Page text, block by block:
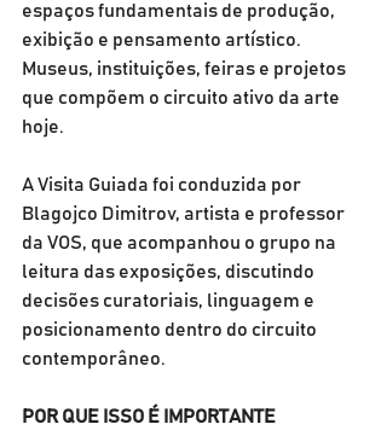
espaços fundamentais de produção,
exibição e pensamento artístico.
Museus, instituições, feiras e projetos
que compõem o circuito ativo da arte
hoje.
A Visita Guiada foi conduzida por
Blagojco Dimitrov, artista e professor
da VOS, que acompanhou o grupo na
leitura das exposições, discutindo
decisões curatoriais, linguagem e
posicionamento dentro do circuito
contemporâneo.
POR QUE ISSO É IMPORTANTE